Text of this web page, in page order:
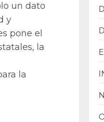
un dato
y
pone el
la
la